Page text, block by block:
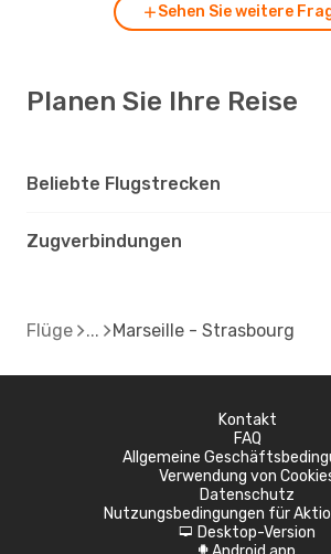
Sehen Sie weitere
Planen Sie Ihre Reise
Beliebte Flugstrecken
Zugverbindungen
Flüge Marseille - Strasbourg
Kontakt
FAQ
Allgemeine
Verwendung von
Datenschutz
Nutzungsbedingungen für
d Desktop-Version